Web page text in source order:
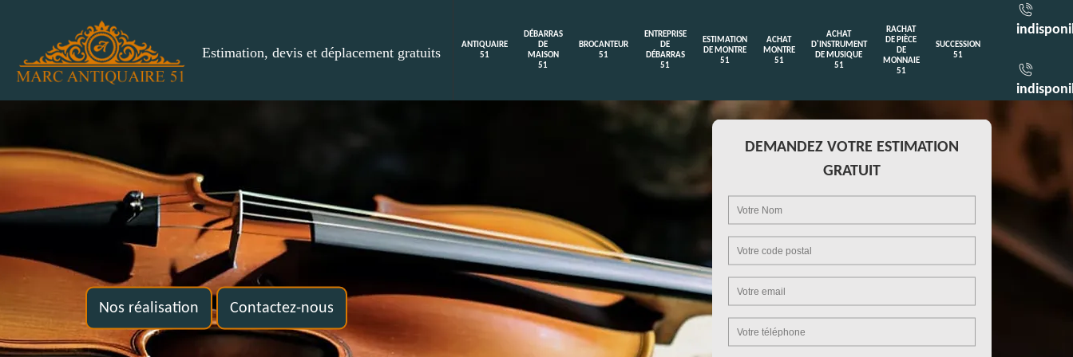
Estimation, devis et déplacement gratuits
ANTIQUAIRE
51
DÉBARRAS
DE
MAISON
51
BROCANTEUR
51
ENTREPRISE
DE
DÉBARRAS
51
ESTIMATION
DE MONTRE
51
ACHAT
MONTRE
51
ACHAT
D'INSTRUMENT
DE MUSIQUE
51
RACHAT
DE PIÈCE
DE
MONNAIE
51
SUCCESSION
51
Nos réalisation Contactez-nous
DEMANDEZ VOTRE ESTIMATION
GRATUIT